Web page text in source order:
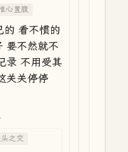
心置腹
的 看不惯的
要不然就不
录 不用受其
关关停停
之交